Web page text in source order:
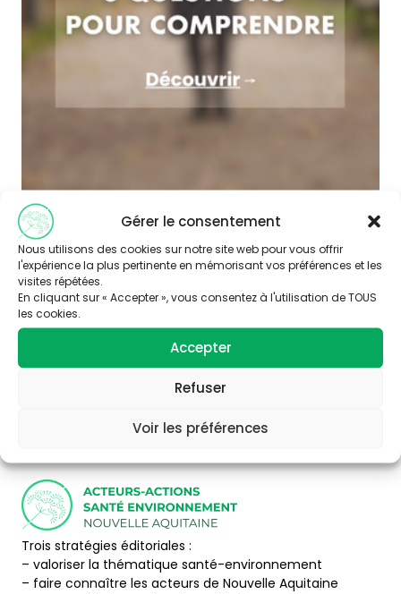
Gérer le consentement
Nous utilisons des cookies sur notre site web pour vous offrir
l'expérience la plus pertinente en mémorisant vos préférences et les
visites répétées.
En cliquant sur « Accepter », vous consentez à l'utilisation de TOUS
les cookies.
Accepter
Refuser
Voir les préférences
Trois stratégies éditoriales :
– valoriser la thématique santé-environnement
– faire connaître les acteurs de Nouvelle Aquitaine